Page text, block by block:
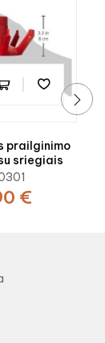
prailginimo
sriegiais
€